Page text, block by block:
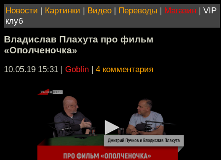
Новости | Картинки | Видео | Переводы | Магазин | VIP
клуб
Владислав Плахута про фильм
«Ополченочка»
10.05.19 15:31 | Goblin | 4 комментария